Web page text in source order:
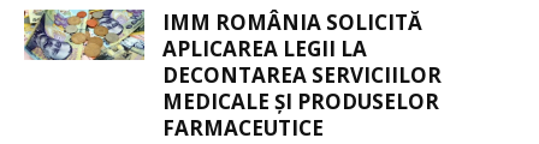
IMM ROMÂNIA SOLICITĂ
APLICAREA LEGII LA
DECONTAREA SERVICIILOR
MEDICALE ȘI PRODUSELOR
FARMACEUTICE